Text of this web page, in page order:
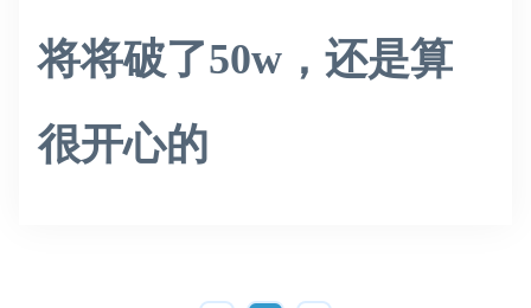
将将破了50w，还是算
很开心的